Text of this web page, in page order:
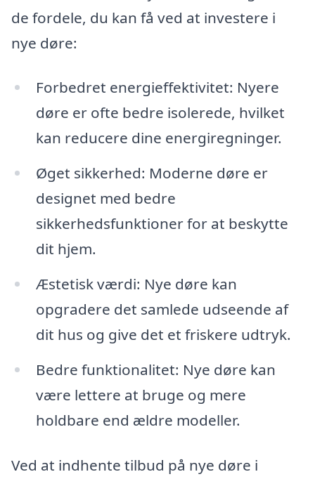
de fordele, du kan få ved at investere i
nye døre:
Forbedret energieffektivitet: Nyere
døre er ofte bedre isolerede, hvilket
kan reducere dine energiregninger.
Øget sikkerhed: Moderne døre er
designet med bedre
sikkerhedsfunktioner for at beskytte
dit hjem.
Æstetisk værdi: Nye døre kan
opgradere det samlede udseende af
dit hus og give det et friskere udtryk.
Bedre funktionalitet: Nye døre kan
være lettere at bruge og mere
holdbare end ældre modeller.
Ved at indhente tilbud på nye døre i